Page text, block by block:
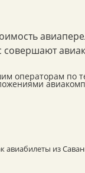
совершают
операторам по
авиабилеты из